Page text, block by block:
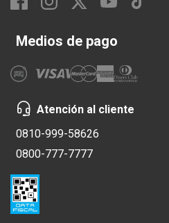
Medios de pago
Atención al cliente
0810-999-58626
0800-777-7777